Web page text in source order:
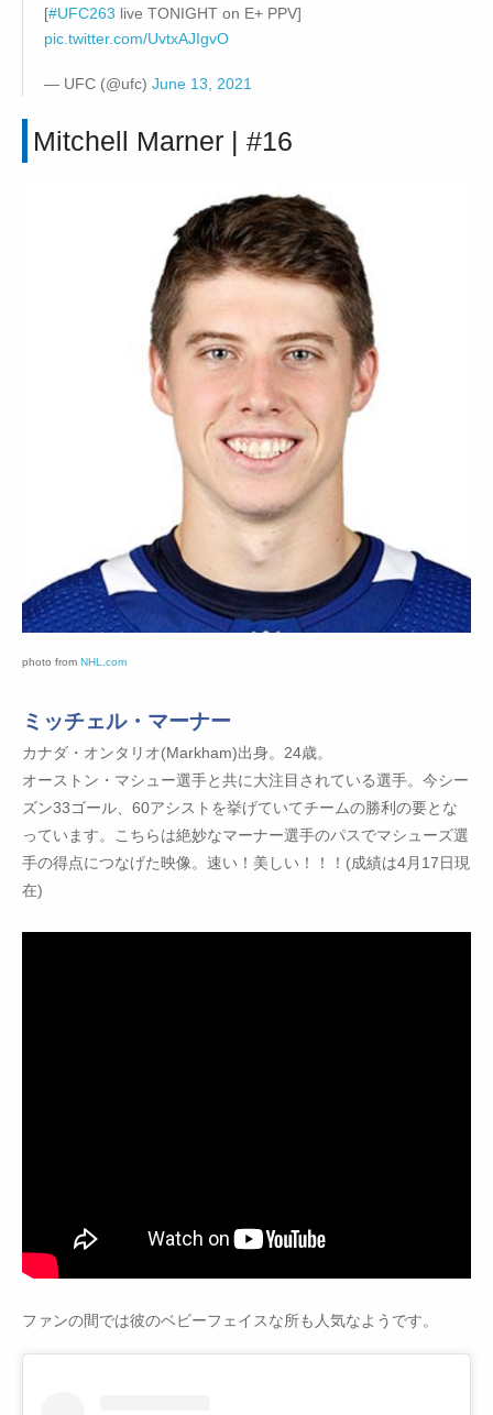
[#UFC263 live TONIGHT on E+ PPV]
pic.twitter.com/UvtxAJIgvO
— UFC (@ufc) June 13, 2021
Mitchell Marner | #16
photo from NHL.com
ミッチェル・マーナー
カナダ・オンタリオ(Markham)出身。24歳。
オーストン・マシュー選手と共に大注目されている選手。今シー
ズン33ゴール、60アシストを挙げていてチームの勝利の要とな
っています。こちらは絶妙なマーナー選手のパスでマシューズ選
手の得点につなげた映像。速い！美しい！！！(成績は4月17日現
在)
ファンの間では彼のベビーフェイスな所も人気なようです。